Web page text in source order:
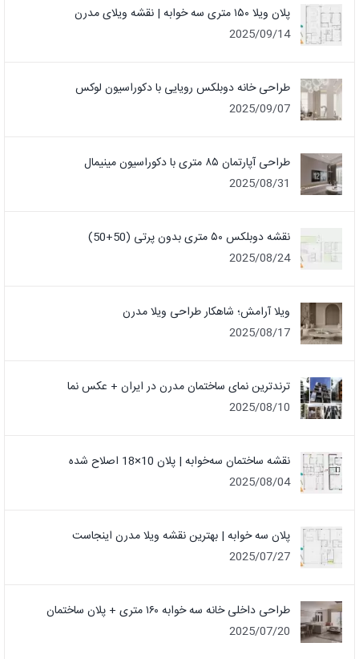
پلان ویلا ۱۵۰ متری سه خوابه | نقشه ویلای مدرن
2025/09/14
طراحی خانه دوبلکس رویایی با دکوراسیون لوکس
2025/09/07
طراحی آپارتمان ۸۵ متری با دکوراسیون مینیمال
2025/08/31
نقشه دوبلکس ۵۰ متری بدون پرتی (50+50)
2025/08/24
ویلا آرامش؛ شاهکار طراحی ویلا مدرن
2025/08/17
ترندترین نمای ساختمان مدرن در ایران + عکس نما
2025/08/10
نقشه ساختمان سه‌خوابه | پلان 10×18 اصلاح شده
2025/08/04
پلان سه خوابه | بهترین نقشه ویلا مدرن اینجاست
2025/07/27
طراحی داخلی خانه سه خوابه ۱۶۰ متری + پلان ساختمان
2025/07/20